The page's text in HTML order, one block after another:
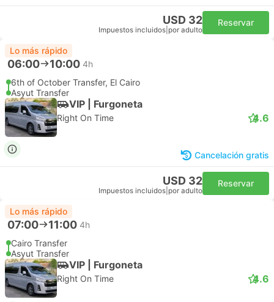
USD 32
Impuestos incluidos por adulto
Reservar
Lo más rápido
06:00 10:00 4h
6th of October Transfer, El Cairo
Asyut Transfer
VIP | Furgoneta
Right On Time 4.6
Cancelación gratis
USD 32
Impuestos incluidos por adulto
Reservar
Lo más rápido
07:00 11:00 4h
Cairo Transfer
Asyut Transfer
VIP | Furgoneta
Right On Time 4.6